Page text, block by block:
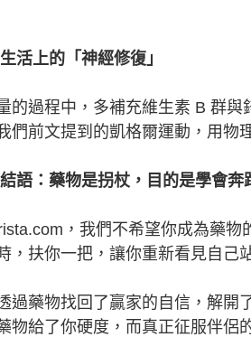
活上的「神經修復」
的過程中，多補充維生素 B 群與
們前文提到的凱格爾運動，用物
語：藥物是拐杖，目的是學會奔
，我們不希望你成為藥
，扶你一把，讓你重新看見自己
過藥物找回了贏家的自信，解開
物給了你硬度，而真正征服伴侶